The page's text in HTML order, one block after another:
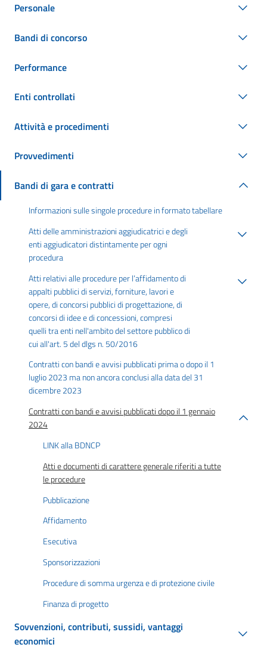
Personale
Bandi di concorso
Performance
Enti controllati
Attività e procedimenti
Provvedimenti
Bandi di gara e contratti
Informazioni sulle singole procedure in formato tabellare
Atti delle amministrazioni aggiudicatrici e degli
enti aggiudicatori distintamente per ogni
procedura
Atti relativi alle procedure per l’affidamento di
appalti pubblici di servizi, forniture, lavori e
opere, di concorsi pubblici di progettazione, di
concorsi di idee e di concessioni, compresi
quelli tra enti nell'ambito del settore pubblico di
cui all'art. 5 del dlgs n. 50/2016
Contratti con bandi e avvisi pubblicati prima o dopo il 1
luglio 2023 ma non ancora conclusi alla data del 31
dicembre 2023
Contratti con bandi e avvisi pubblicati dopo il 1 gennaio
2024
LINK alla BDNCP
Atti e documenti di carattere generale riferiti a tutte
le procedure
Pubblicazione
Affidamento
Esecutiva
Sponsorizzazioni
Procedure di somma urgenza e di protezione civile
Finanza di progetto
Sovvenzioni, contributi, sussidi, vantaggi
economici